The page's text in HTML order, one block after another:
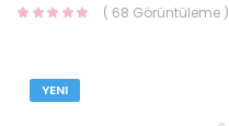
( 68 Görüntüleme )
YENI